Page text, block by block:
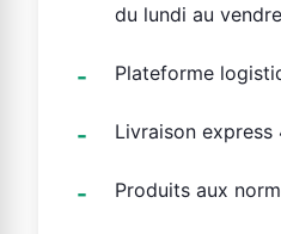
du lundi au
Plateforme
Livraison express
Produits aux